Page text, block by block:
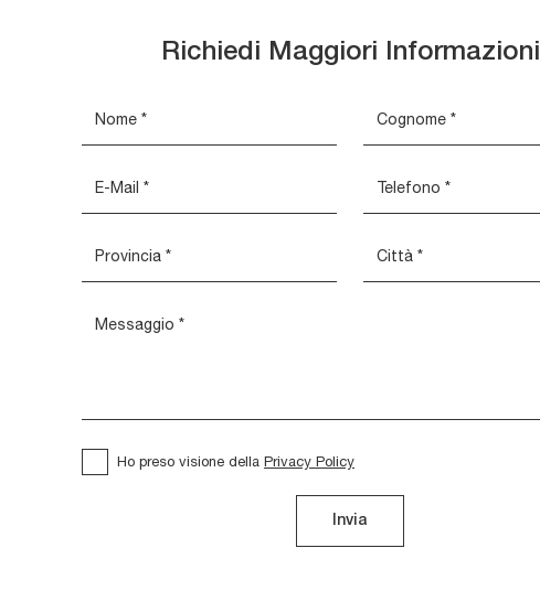
Richiedi Maggiori Informazioni
Ho preso visione della Privacy Policy
Invia